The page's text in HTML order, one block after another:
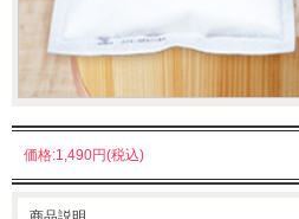
価格:1,490円(税込)